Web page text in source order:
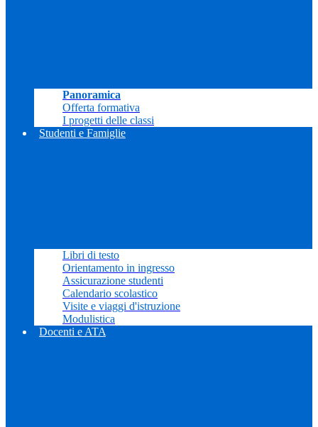
Panoramica
Offerta formativa
I progetti delle classi
Studenti e Famiglie
Libri di testo
Orientamento in ingresso
Assicurazione studenti
Calendario scolastico
Visite e viaggi d'istruzione
Modulistica
Docenti e ATA